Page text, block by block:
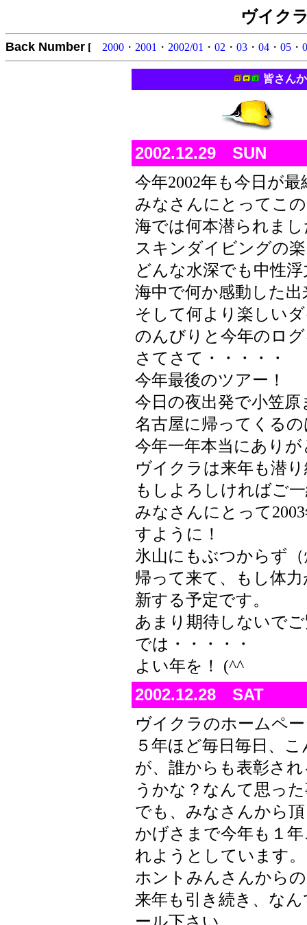
ヴイク
Back Number [ 2000 ・ 2001 ・ 2002/01 ・ 02 ・ 03 ・ 04 ・ 05 ・
皆さん
2002.12.29 SUN
今年2002年も今日が
みなさんにとってこ
海では何本潜られま
スキンダイビングの
どんな水深でも中性
海中で何か感動した
そして何より楽しい
のんびりと今年のロ
さてさて・・・・・
今年最後のツアー！
今日の夜出発で小笠
名古屋に帰ってくる
今年一年本当にあり
ヴイクラは来年も潜
もしよろしければご
みなさんにとって
すように！
氷山にもぶつからず
帰って来て、もし体
新する予定です。
あまり期待しないで
では・・・・・
よい年を！ (^^
2002.12.28 SAT
ヴイクラのホームペ
５年ほど毎日毎日、
が、誰からも表彰さ
うかな？なんて思っ
でも、みなさんから
かげさまで今年も１
れようとしています。
ホントみんさんから
来年も引き続き、な